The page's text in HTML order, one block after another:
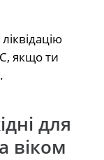
якщо ти
для
віком